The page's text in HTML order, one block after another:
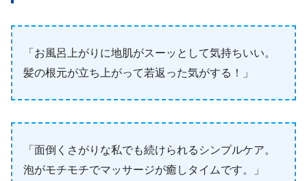
「お風呂上がりに地肌がスーッとして気持ちいい。
髪の根元が立ち上がって若返った気がする！」
「面倒くさがりな私でも続けられるシンプルケア。
泡がモチモチでマッサージが癒しタイムです。」